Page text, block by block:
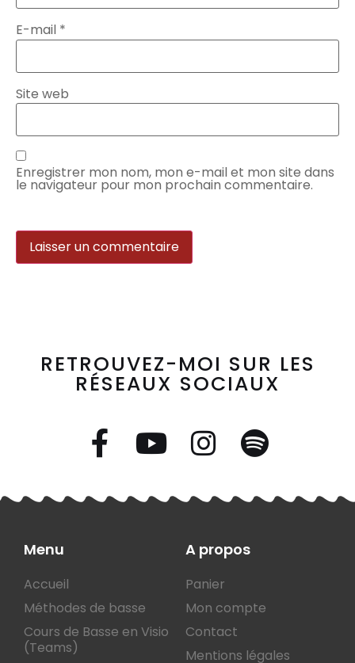
E-mail *
Site web
Enregistrer mon nom, mon e-mail et mon site dans
le navigateur pour mon prochain commentaire.
RETROUVEZ-MOI SUR LES
RÉSEAUX SOCIAUX
Menu
Accueil
Méthodes de basse
Cours de Basse en Visio
(Teams)
A propos
Panier
Mon compte
Contact
Mentions légales